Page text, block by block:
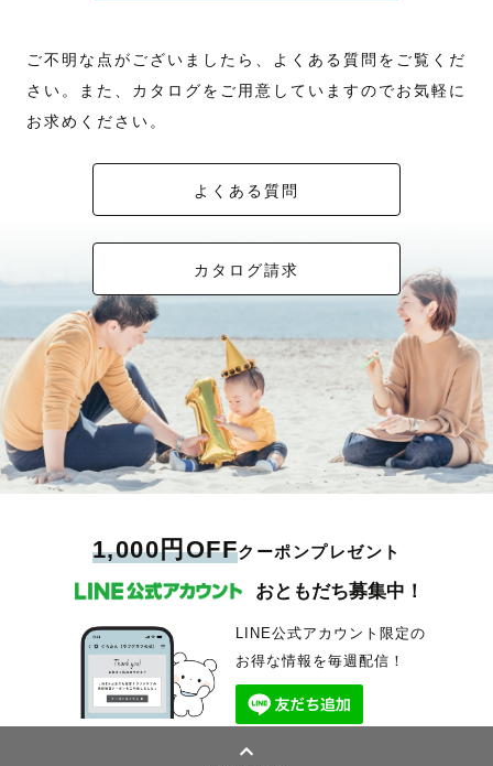
ご不明な点がございましたら、よくある質問をご覧くだ
さい。また、カタログをご用意していますのでお気軽に
お求めください。
よくある質問
カタログ請求
1,000円OFFクーポンプレゼント
おともだち募集中！
LINE公式アカウント限定の
お得な情報を毎週配信！